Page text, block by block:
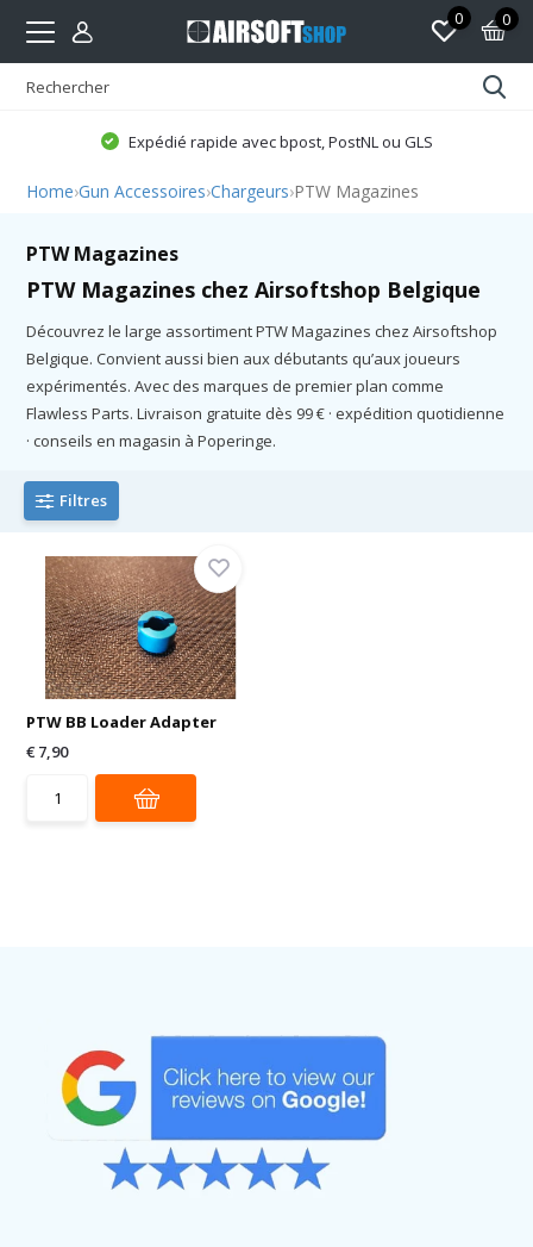
0 0
Expédié rapide avec bpost, PostNL ou GLS
Home›Gun Accessoires›Chargeurs›PTW Magazines
PTW Magazines
PTW Magazines chez Airsoftshop Belgique
Découvrez le large assortiment PTW Magazines chez Airsoftshop
Belgique. Convient aussi bien aux débutants qu’aux joueurs
expérimentés. Avec des marques de premier plan comme
Flawless Parts. Livraison gratuite dès 99 € · expédition quotidienne
· conseils en magasin à Poperinge.
Filtres
PTW BB Loader Adapter
€ 7,90